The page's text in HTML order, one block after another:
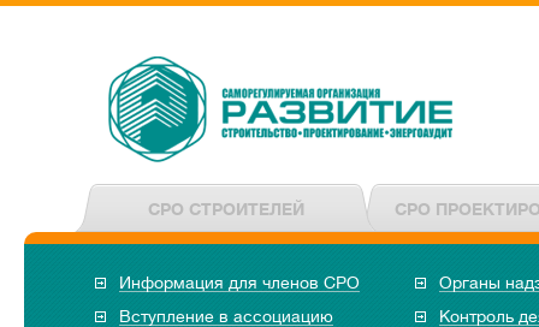
СРО СТРОИТЕЛЕЙ СРО
Информация для членов СРО
Вступление в ассоциацию
Органы
Контроль